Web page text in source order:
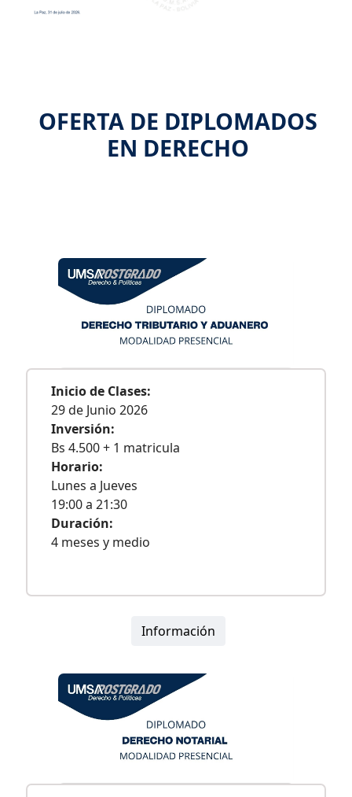
OFERTA DE DIPLOMADOS
EN DERECHO
Inicio de Clases:
29 de Junio 2026
Inversión:
Bs 4.500 + 1 matricula
Horario:
Lunes a Jueves
19:00 a 21:30
Duración:
4 meses y medio
Información